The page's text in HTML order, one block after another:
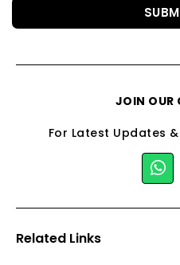
JOIN OUR
For Latest Updates
Related Links